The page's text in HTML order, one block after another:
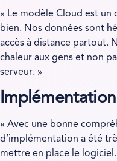
« Le modèle Cloud est un
bien. Nos données sont
accès à distance partout.
chaleur aux gens et non
serveur. »
Implémentation
« Avec une bonne
d’implémentation a été
mettre en place le